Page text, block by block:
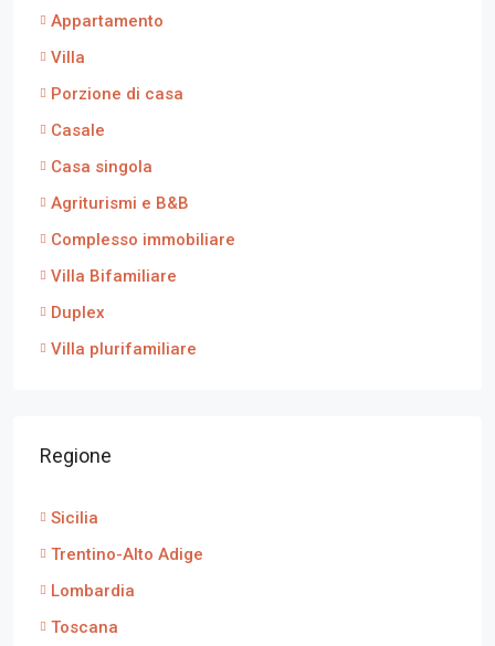
Appartamento
Villa
Porzione di casa
Casale
Casa singola
Agriturismi e B&B
Complesso immobiliare
Villa Bifamiliare
Duplex
Villa plurifamiliare
Regione
Sicilia
Trentino-Alto Adige
Lombardia
Toscana